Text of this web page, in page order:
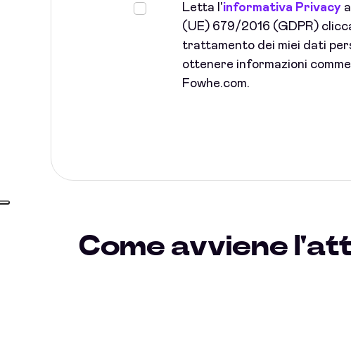
Letta l'informativa Privacy
(UE) 679/2016 (GDPR)
trattamento dei miei dati
ottenere informazioni
Fowhe.com.
Come avviene